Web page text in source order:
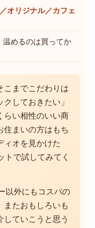
オリジナル／カフェ
温めるのは買ってか
こまでこだわりは
しておきたい」
らい相性のいい商
住まいの方はもち
ィオを見かけた
で試してみてく
以外にもコスパの
またおもしろいも
ていこうと思う